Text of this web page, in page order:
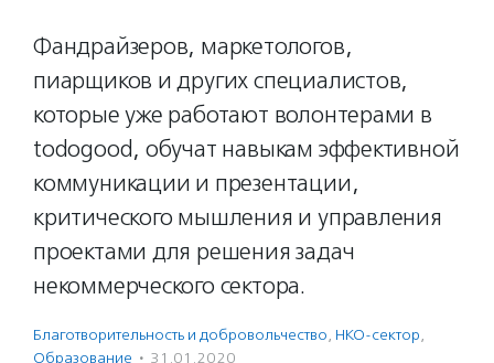
Фандрайзеров, маркетологов,
пиарщиков и других специалистов,
которые уже работают волонтерами в
todogood, обучат навыкам эффективной
коммуникации и презентации,
критического мышления и управления
проектами для решения задач
некоммерческого сектора.
Благотвори­тель­ность и доброволь­чест­во, НКО-сектор,
Образование · 31.01.2020